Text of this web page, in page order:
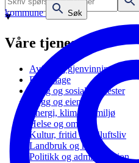
kommune
Søk
Våre tjenester
Avfall og gjenvinning
Barnehage
Bolig og sosiale tjenester
Bygg og eiendom
Energi, klima og miljø
Helse og omsorg
Kultur, fritid og friluftsliv
Landbruk og natur
Politikk og administrasjon